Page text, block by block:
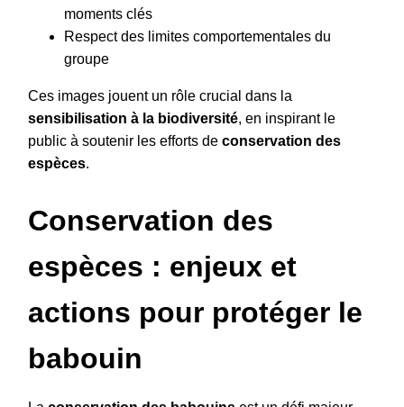
moments clés
Respect des limites comportementales du
groupe
Ces images jouent un rôle crucial dans la
sensibilisation à la biodiversité, en inspirant le
public à soutenir les efforts de conservation des
espèces.
Conservation des
espèces : enjeux et
actions pour protéger le
babouin